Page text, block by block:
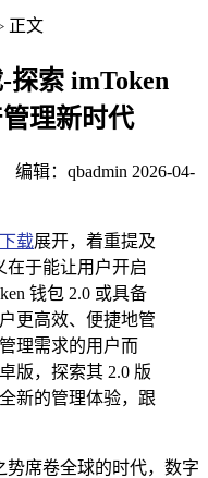
正文
探索 imToken
理新时代
编辑：qbadmin 2026-04-
载展开，着重提及
在于能让用户开启
钱包 2.0 或具备
更高效、便捷地管
理需求的用户而
版，探索其 2.0 版
新的管理体验，跟
席卷全球的时代，数字